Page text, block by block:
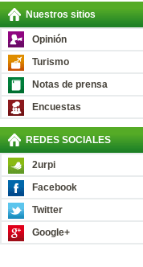
Nuestros sitios
Opinión
Turismo
Notas de prensa
Encuestas
REDES SOCIALES
2urpi
Facebook
Twitter
Google+